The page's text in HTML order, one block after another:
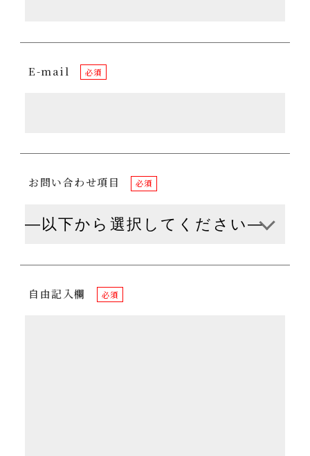
E-mail 必須
お問い合わせ項目 必須
自由記入欄 必須